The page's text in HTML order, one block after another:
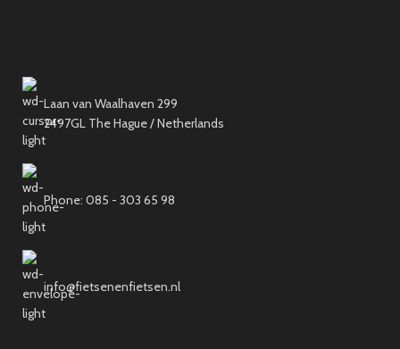
Laan van Waalhaven 299
2497GL The Hague / Netherlands
Phone: 085 - 303 65 98
info@fietsenenfietsen.nl